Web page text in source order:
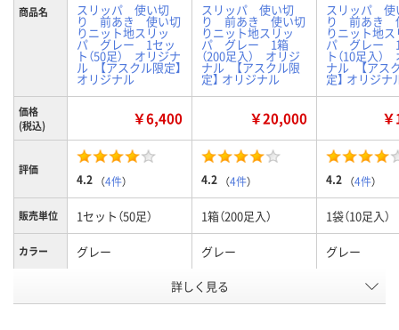
商品名 スリッパ 使い切
り 前あき 使い切
りニット地スリッ
パ グレー 1セッ
ト（50足） オリジナ
ル 【アスクル限定】
オリジナル
スリッパ 使い切
り 前あき 使い切
りニット地スリッ
パ グレー 1箱
（200足入） オリジ
ナル 【アスクル限
定】 オリジナル
スリッパ 使
り 前あき
りニット地ス
パ グレー
ト（10足入）
ナル 【アス
定】 オリジナ
価格
(税込)
￥6,400 ￥20,000
評価
4.2 （4件） 4.2 （4件） 4.2 （4件）
販売単位 1セット（50足） 1箱（200足入） 1袋（10足入）
カラー グレー グレー グレー
AR61919 AR27012
詳しく見る